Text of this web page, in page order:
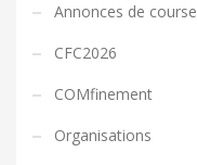
Annonces de course
CFC2026
COMfinement
Organisations